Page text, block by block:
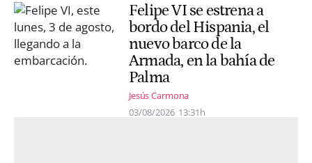
Felipe VI se estrena a
bordo del Hispania, el
nuevo barco de la
Armada, en la bahía de
Palma
Jesús Carmona
03/08/2026 13:31h